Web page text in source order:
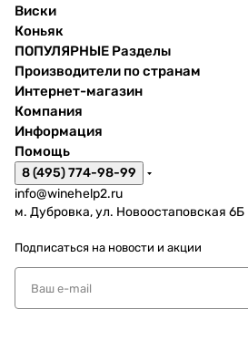
Виски
Коньяк
ПОПУЛЯРНЫЕ Разделы
Производители по странам
Интернет-магазин
Компания
Информация
Помощь
8 (495) 774-98-99
info@winehelp2.ru
м. Дубровка, ул. Новоостаповская 6Б
Подписаться на новости и акции